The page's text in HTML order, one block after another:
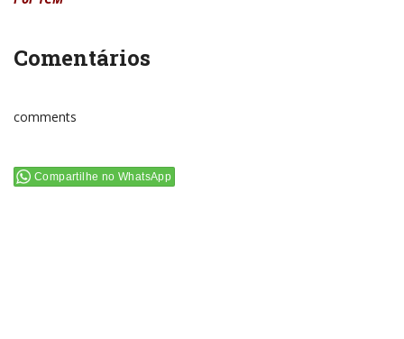
Comentários
comments
Compartilhe no WhatsApp